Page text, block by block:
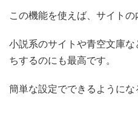
この機能を使えば、サイト
小説系のサイトや青空文庫
ちするのにも最高です。
簡単な設定でできるようにな